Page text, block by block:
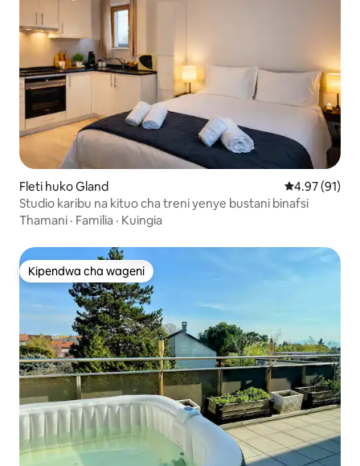
Fleti huko Gland Ukadiriaji wa
4.97 (91)
Studio karibu na kituo cha treni yenye bustani binafsi
Thamani · Familia · Kuingia
Kipendwa cha wageni
Kipendwa cha wageni